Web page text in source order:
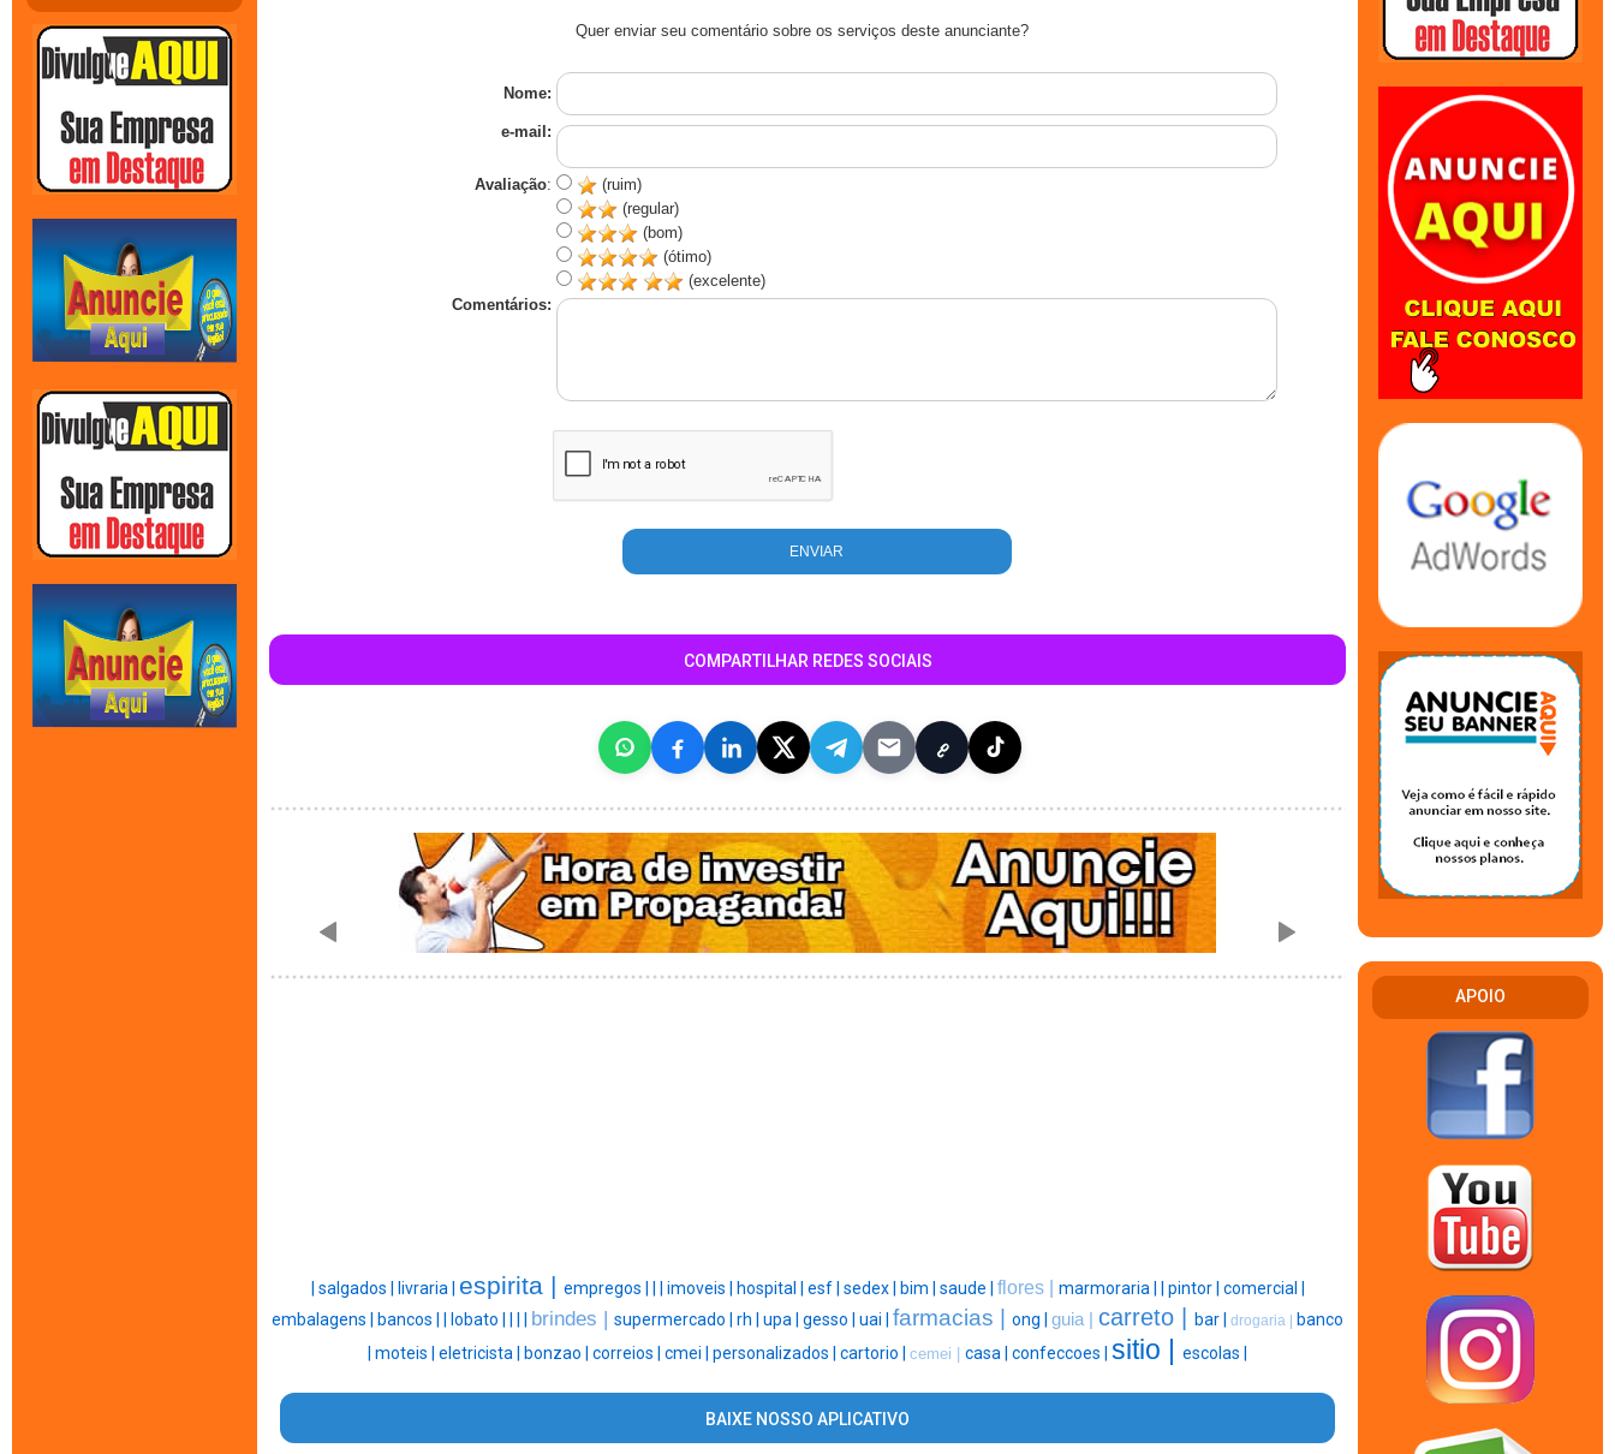
Quer enviar seu comentário sobre os serviços deste anunciante?
Nome:
e-mail:
Avaliação:
(ruim)
(regular)
(bom)
(ótimo)
(excelente)
Comentários:
COMPARTILHAR REDES SOCIAIS
salgados | livraria | espirita | empregos | imoveis | hospital | esf | sedex | bim | saude | flores | marmoraria | pintor | comercial |
embalagens |
bancos | lobato | brindes | supermercado | rh | upa | gesso | uai | farmacias | ong | guia | carreto | bar | drogaria |
banco
moteis | eletricista | bonzao | correios | cmei | personalizados | cartorio | cemei | casa | confeccoes | sitio | escolas |
BAIXE NOSSO APLICATIVO
APOIO